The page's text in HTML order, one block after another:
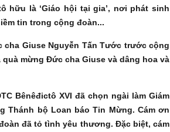
là ‘Giáo hội tại gia’, nơi phát sinh
tin trong cộng đoàn...
Giuse Nguyễn Tấn Tước trước cộng
mừng Đức cha Giuse và dâng hoa và
Bênêđictô XVI đã chọn ngài làm Giám
Thánh bộ Loan báo Tin Mừng. Cám ơn
đã tỏ tình yêu thương. Đặc biệt, cám